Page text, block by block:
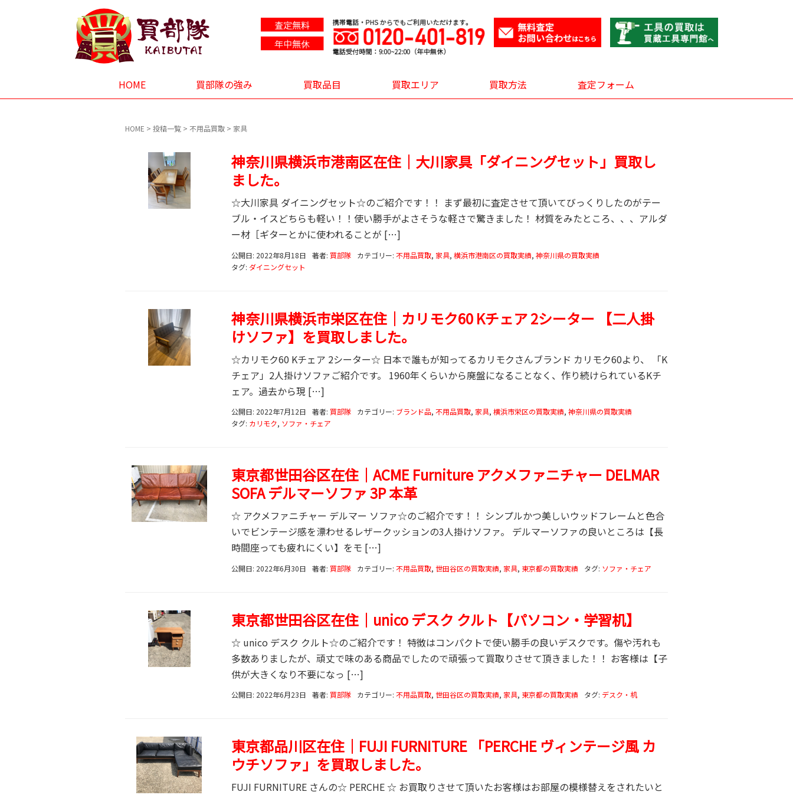
HOME 買部隊の強み 買取品目 買取エリア 買取方法 査定フォーム
HOME > 投稿一覧> 不用品買取> 家具
神奈川県横浜市港南区在住｜大川家具「ダイニングセット」買取し
ました。
☆大川家具 ダイニングセット☆のご紹介です！！ まず最初に査定させて頂いてびっくりしたのがテー
ブル・イスどちらも軽い！！使い勝手がよさそうな軽さで驚きました！ 材質をみたところ、、、アルダ
ー材［ギターとかに使われることが […]
公開日: 2022年8月18日 著者: 買部隊 カテゴリー: 不用品買取, 家具, 横浜市港南区の買取実績, 神奈川県の買取実績
タグ: ダイニングセット
神奈川県横浜市栄区在住｜カリモク60 Kチェア 2シーター 【二人掛
けソファ】を買取しました。
☆カリモク60 Kチェア 2シーター☆ 日本で誰もが知ってるカリモクさんブランド カリモク60より、 「K
チェア」2人掛けソファご紹介です。 1960年くらいから廃盤になることなく、作り続けられているKチ
ェア。過去から現 […]
公開日: 2022年7月12日 著者: 買部隊 カテゴリー: ブランド品, 不用品買取, 家具, 横浜市栄区の買取実績, 神奈川県の買取実績
タグ: カリモク, ソファ・チェア
東京都世田谷区在住｜ACME Furniture アクメファニチャー DELMAR
SOFA デルマーソファ 3P 本革
☆ アクメファニチャー デルマー ソファ☆のご紹介です！！ シンプルかつ美しいウッドフレームと色合
いでビンテージ感を漂わせるレザークッションの3人掛けソファ。 デルマーソファの良いところは【長
時間座っても疲れにくい】をモ […]
公開日: 2022年6月30日 著者: 買部隊 カテゴリー: 不用品買取, 世田谷区の買取実績, 家具, 東京都の買取実績 タグ: ソファ・チェア
東京都世田谷区在住｜unico デスク クルト【パソコン・学習机】
☆ unico デスク クルト☆のご紹介です！ 特徴はコンパクトで使い勝手の良いデスクです。傷や汚れも
多数ありましたが、頑丈で味のある商品でしたので頑張って買取りさせて頂きました！！ お客様は【子
供が大きくなり不要になっ […]
公開日: 2022年6月23日 著者: 買部隊 カテゴリー: 不用品買取, 世田谷区の買取実績, 家具, 東京都の買取実績 タグ: デスク・机
東京都品川区在住｜FUJI FURNITURE 「PERCHE ヴィンテージ風 カ
ウチソファ」を買取しました。
FUJI FURNITURE さんの☆ PERCHE ☆ お買取りさせて頂いたお客様はお部屋の模様替えをされたいと